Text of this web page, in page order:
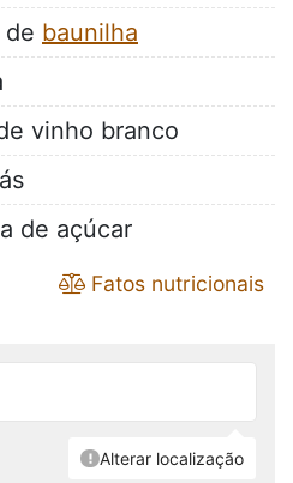
de baunilha
vinho branco
de açúcar
Fatos nutricionais